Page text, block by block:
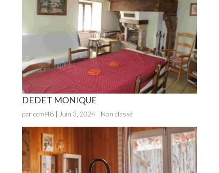
DEDET MONIQUE
par ccml48| Juin 3, 2024| Non classé